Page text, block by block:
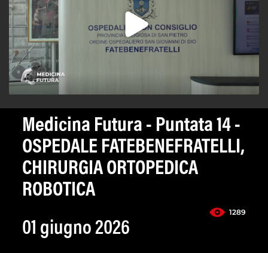
Medicina Futura - Puntata 14 -
OSPEDALE FATEBENEFRATELLI,
CHIRURGIA ORTOPEDICA
ROBOTICA
1289
01 giugno 2026